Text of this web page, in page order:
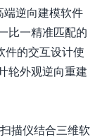
端逆向建模软件
比一精准匹配的
件的交互设计使
轮外观逆向重建
描仪结合三维软